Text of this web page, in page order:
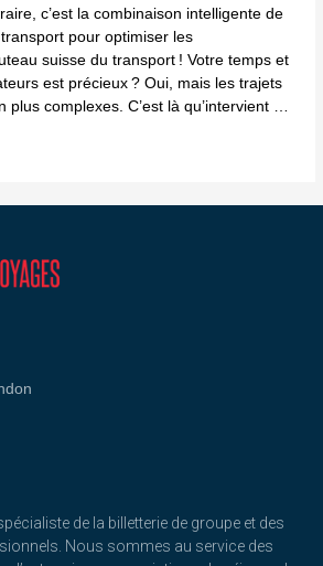
c’est la combinaison intelligente de
pour optimiser les
suisse du transport ! Votre temps et
est précieux ? Oui, mais les trajets
plus complexes. C’est là qu’intervient …
de la billetterie de groupe et des
Nous sommes au service des